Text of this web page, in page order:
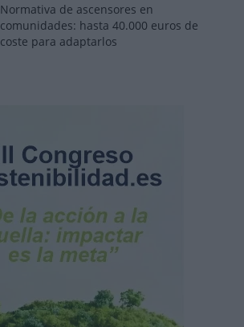
Normativa de ascensores en
comunidades: hasta 40.000 euros de
coste para adaptarlos